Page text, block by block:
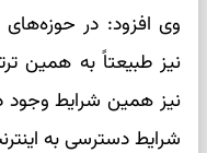
وی افزود: در
نیز طبیعتاً به همین
نیز همین شرایط وجود
شرایط دسترسی به